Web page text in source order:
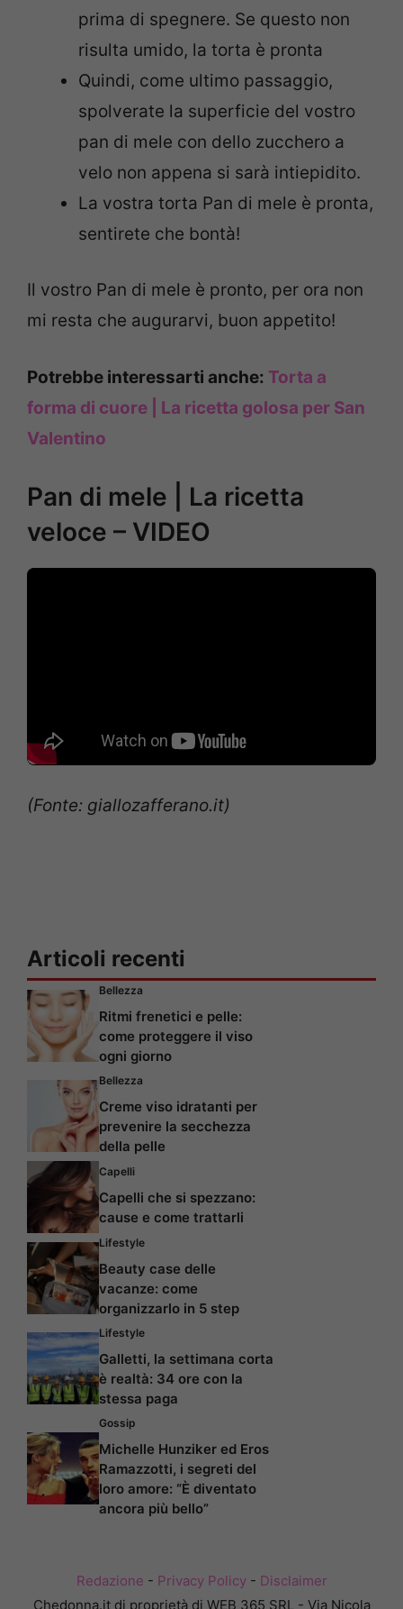
prima di spegnere. Se questo non
risulta umido, la torta è pronta
Quindi, come ultimo passaggio,
spolverate la superficie del vostro
pan di mele con dello zucchero a
velo non appena si sarà intiepidito.
La vostra torta Pan di mele è pronta,
sentirete che bontà!
Il vostro Pan di mele è pronto, per ora non
mi resta che augurarvi, buon appetito!
Potrebbe interessarti anche: Torta a
forma di cuore | La ricetta golosa per San
Valentino
Pan di mele | La ricetta
veloce – VIDEO
(Fonte: giallozafferano.it)
Articoli recenti
Bellezza
Ritmi frenetici e pelle:
come proteggere il viso
ogni giorno
Bellezza
Creme viso idratanti per
prevenire la secchezza
della pelle
Capelli
Capelli che si spezzano:
cause e come trattarli
Lifestyle
Beauty case delle
vacanze: come
organizzarlo in 5 step
Lifestyle
Galletti, la settimana corta
è realtà: 34 ore con la
stessa paga
Gossip
Michelle Hunziker ed Eros
Ramazzotti, i segreti del
loro amore: “È diventato
ancora più bello”
Redazione - Privacy Policy- Disclaimer
Chedonna.it di proprietà di WEB 365 SRL - Via Nicola